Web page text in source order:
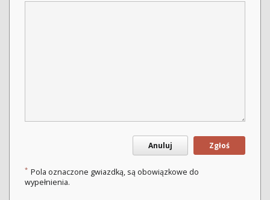
Anuluj Zgłoś
* Pola oznaczone gwiazdką, są obowiązkowe do
wypełnienia.